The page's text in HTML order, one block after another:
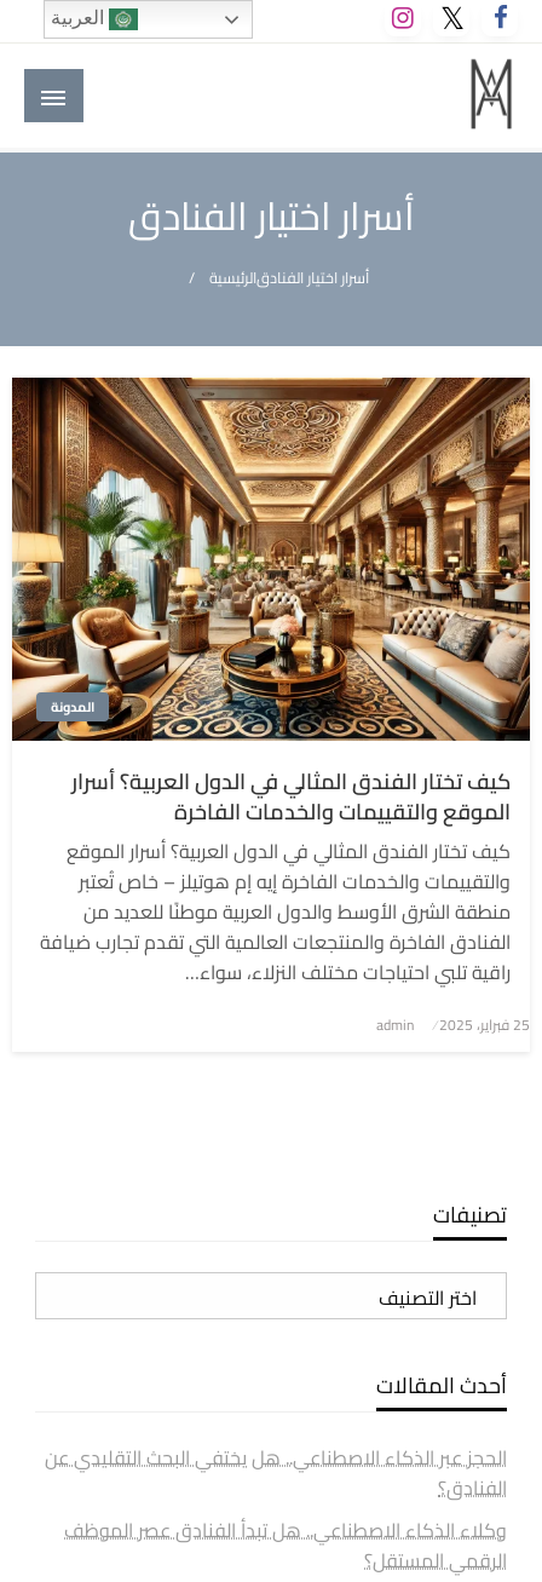
التخطي
إلى
المحتوى
M A hotels | إم ايه هوتيلز
الموقع الأول للعاملين في الفنادق في العالم العربي
أسرار اختيار الفنادق
الرئيسيةأسرار اختيار الفنادق
المدونة
كيف تختار الفندق المثالي في الدول العربية؟ أسرار
الموقع والتقييمات والخدمات الفاخرة
كيف تختار الفندق المثالي في الدول العربية؟ أسرار الموقع
والتقييمات والخدمات الفاخرة إيه إم هوتيلز – خاص تُعتبر
منطقة الشرق الأوسط والدول العربية موطنًا للعديد من
الفنادق الفاخرة والمنتجعات العالمية التي تقدم تجارب ضيافة
راقية تلبي احتياجات مختلف النزلاء، سواء…
نُشر
25 فبراير، 2025 admin
تصنيفات
تصنيفات
أحدث المقالات
الحجز عبر الذكاء الاصطناعي.. هل يختفي البحث التقليدي عن
الفنادق؟
وكلاء الذكاء الاصطناعي.. هل تبدأ الفنادق عصر الموظف
الرقمي المستقل؟
العربية